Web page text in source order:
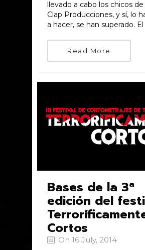
llevado a cabo los chicos
Clap Producciones, y sí, lo
a hacer, se han superado. El
Read More
Bases de la 3ª
edición del
Cortos
On 16 July, 2014